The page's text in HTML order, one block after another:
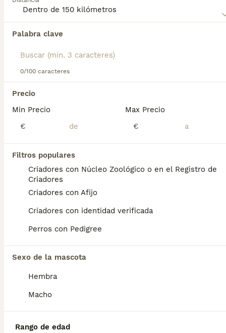
Palabra clave
0/100 caracteres
Precio
Min Precio
€
Max Precio
€
Filtros populares
Criadores con Núcleo Zoológico o en el Registro de
Criadores
Criadores con Afijo
Criadores con identidad verificada
Perros con Pedigree
Sexo de la mascota
Hembra
Macho
Rango de edad
Encontramos 0 Pinscher Austríaco Perros en
Si deseas exactamente esta búsqueda guarda tu
búsqueda y espera el resultado perfecto:
Preguntas frecuentes
¿Cuánto cuesta un cachorro
Pinscher Miniatura?
El coste de adquisición de esta raza puede
variar según factores como el pedigrí, la
reputación del criador y la ubicación
geográfica. Es fundamental acudir a
Informarse bien y comparar opciones antes
decisión.
puro?